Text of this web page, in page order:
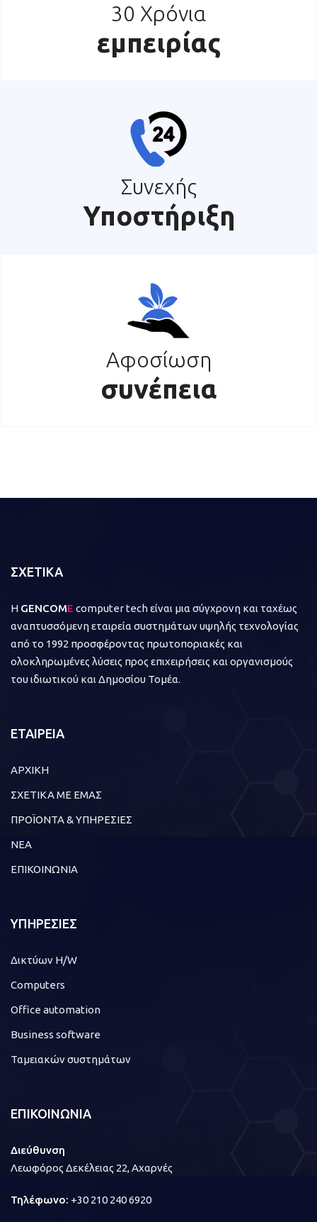
30 Χρόνια
εμπειρίας
Συνεχής
Υποστήριξη
Αφοσίωση
συνέπεια
ΣΧΕΤΙΚΑ
Η GENCOME computer tech είναι μια σύγχρονη και ταχέως
αναπτυσσόμενη εταιρεία συστημάτων υψηλής τεχνολογίας
από το 1992 προσφέροντας πρωτοποριακές και
ολοκληρωμένες λύσεις προς επιχειρήσεις και οργανισμούς
του ιδιωτικού και Δημοσίου Τομέα.
ΕΤΑΙΡΕΙΑ
ΑΡΧΙΚΗ
ΣΧΕΤΙΚΑ ΜΕ ΕΜΑΣ
ΠΡΟΪΟΝΤΑ & ΥΠΗΡΕΣΙΕΣ
ΝΕΑ
ΕΠΙΚΟΙΝΩΝΙΑ
ΥΠΗΡΕΣΙΕΣ
Δικτύων H/W
Computers
Office automation
Business software
Ταμειακών συστημάτων
ΕΠΙΚΟΙΝΩΝΙΑ
Διεύθυνση
Λεωφόρος Δεκέλειας 22, Αχαρνές
Τηλέφωνο: +30 210 240 6920